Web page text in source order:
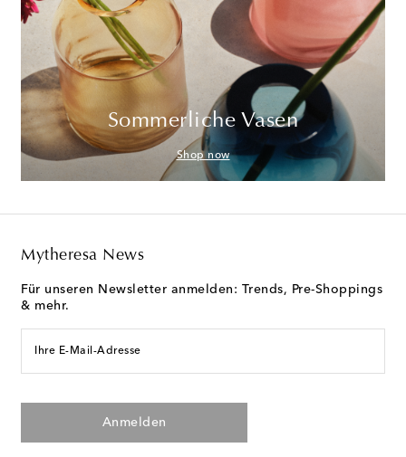
Sommerliche Vasen
Shop now
Mytheresa News
Für unseren Newsletter anmelden: Trends, Pre-Shoppings
& mehr.
Ihre E-Mail-Adresse
Anmelden